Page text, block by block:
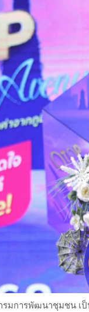
การพัฒนาชุมชน เป็น